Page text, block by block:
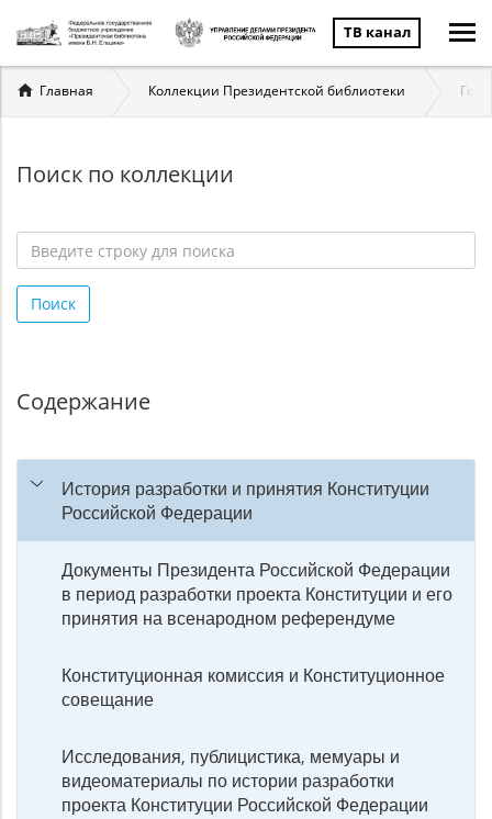
ТВ канал
Вы
здесь
Главная Коллекции Президентской библиотеки
Поиск по коллекции
строку
для
Поиск
Содержание
История разработки и принятия Конституции
Российской Федерации
Документы Президента Российской Федерации
в период разработки проекта Конституции и его
принятия на всенародном референдуме
Конституционная комиссия и Конституционное
совещание
Исследования, публицистика, мемуары и
видеоматериалы по истории разработки
проекта Конституции Российской Федерации